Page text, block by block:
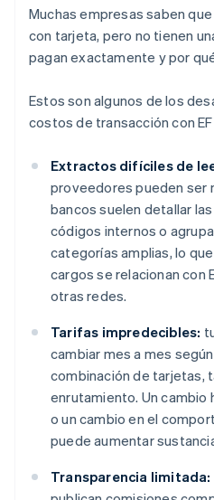
Muchas empresas saben
con tarjeta, pero no tienen
pagan exactamente y por
Estos son algunos de los
costos de transacción con
Extractos difíciles de
proveedores pueden ser
bancos suelen detallar
códigos internos o
categorías amplias, lo
cargos se relacionan con
otras redes.
Tarifas impredecibles:
cambiar mes a mes
combinación de tarjetas,
enrutamiento. Un cambio
o un cambio en el
puede aumentar
Transparencia limitada: